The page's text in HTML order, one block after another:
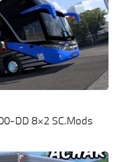
DD 8×2 SC.Mods